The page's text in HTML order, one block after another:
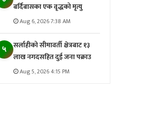
बर्दिबासका एक वृद्धको मृत्यु
Aug 6, 2026 7:38 AM
५
सर्लाहीको सीमावर्ती क्षेत्रबाट १३
लाख नगदसहित दुई जना पक्राउ
Aug 5, 2026 4:15 PM